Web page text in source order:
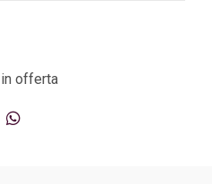
offerta